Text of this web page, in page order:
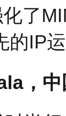
了
的IP
，